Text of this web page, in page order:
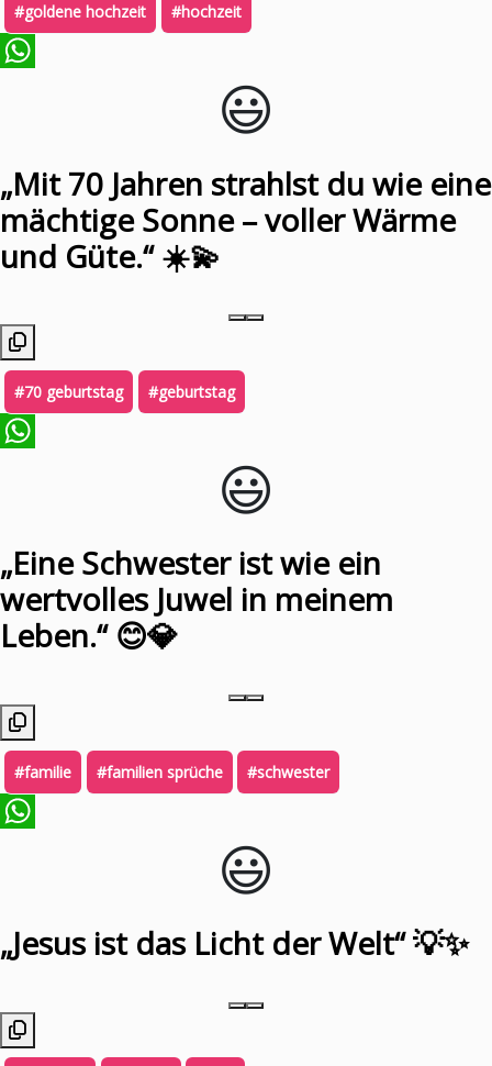
#goldene hochzeit #hochzeit
😃️
„Mit 70 Jahren strahlst du wie eine
mächtige Sonne – voller Wärme
und Güte.“ ☀️💫
#70 geburtstag #geburtstag
😃️
„Eine Schwester ist wie ein
wertvolles Juwel in meinem
Leben.“ 😊💎
#familie #familien sprüche #schwester
😃️
„Jesus ist das Licht der Welt“ 💡✨